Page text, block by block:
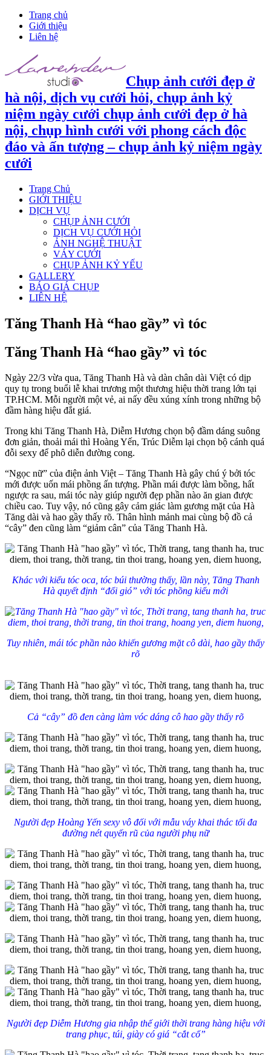
Trang chủ
Giới thiệu
Liên hệ
Chụp ảnh cưới đẹp ở
hà nội, dịch vụ cưới hỏi, chụp ảnh kỷ
niệm ngày cưới chụp ảnh cưới đẹp ở hà
nội, chụp hình cưới với phong cách độc
đáo và ấn tượng – chụp ảnh kỷ niệm ngày
cưới
Trang Chủ
GIỚI THIỆU
DỊCH VỤ
CHỤP ẢNH CƯỚI
DỊCH VỤ CƯỚI HỎI
ẢNH NGHỆ THUẬT
VÁY CƯỚI
CHỤP ẢNH KỶ YẾU
GALLERY
BÁO GIÁ CHỤP
LIÊN HỆ
Tăng Thanh Hà “hao gầy” vì tóc
Tăng Thanh Hà “hao gầy” vì tóc
Ngày 22/3 vừa qua, Tăng Thanh Hà và dàn chân dài Việt có dịp
quy tụ trong buổi lễ khai trương một thương hiệu thời trang lớn tại
TP.HCM. Mỗi người một vẻ, ai nấy đều xúng xính trong những bộ
đầm hàng hiệu đắt giá.
Trong khi Tăng Thanh Hà, Diễm Hương chọn bộ đầm dáng suông
đơn giản, thoải mái thì Hoàng Yến, Trúc Diễm lại chọn bộ cánh quá
đỗi sexy để phô diễn đường cong.
“Ngọc nữ” của điện ảnh Việt – Tăng Thanh Hà gây chú ý bởi tóc
mới được uốn mái phồng ấn tượng. Phần mái được làm bồng, hất
ngược ra sau, mái tóc này giúp người đẹp phần nào ăn gian được
chiều cao. Tuy vậy, nó cũng gây cảm giác làm gương mặt của Hà
Tăng dài và hao gầy thấy rõ. Thân hình mảnh mai cùng bộ đồ cả
“cây” đen cũng làm “giảm cân” của Tăng Thanh Hà.
Khác với kiểu tóc oca, tóc búi thường thấy, lần này, Tăng Thanh
Hà quyết định “đổi gió” với tóc phồng kiểu mới
Tuy nhiên, mái tóc phần nào khiến gương mặt cô dài, hao gầy thấy
rõ
Cả “cây” đồ đen càng làm vóc dáng cô hao gầy thấy rõ
Người đẹp Hoàng Yến sexy vô đối với mẫu váy khai thác tối đa
đường nét quyến rũ của người phụ nữ
Người đẹp Diễm Hương gia nhập thế giới thời trang hàng hiệu với
trang phục, túi, giày có giá “cắt cổ”